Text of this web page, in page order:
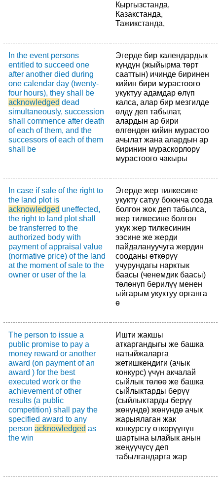
Кыргызстанда,
Казакстанда,
Тажикстанда,
In the event persons
entitled to succeed one
after another died during
one calendar day (twenty-
four hours), they shall be
acknowledged dead
simultaneously, succession
shall commence after death
of each of them, and the
successors of each of them
shall be
Эгерде бир календардык
күндүн (жыйырма төрт
сааттын) ичинде биринен
кийин бири мурастоого
укуктуу адамдар өлүп
калса, алар бир мезгилде
өлдү деп табылат,
алардын ар бири
өлгөндөн кийин мурастоо
ачылат жана алардын ар
биринин мураскорлору
мурастоого чакыры
In case if sale of the right to
the land plot is
acknowledged uneffected,
the right to land plot shall
be transferred to the
authorized body with
payment of appraisal value
(normative price) of the land
at the moment of sale to the
owner or user of the la
Эгерде жер тилкесине
укукту сатуу боюнча соода
болгон жок деп табылса,
жер тилкесине болгон
укук жер тилкесинин
ээсине же жерди
пайдалануучуга жердин
сооданы өткөрүү
учурундагы нарктык
баасы (ченемдик баасы)
төлөнүп берилүү менен
ыйгарым укуктуу органга
ө
The person to issue a
public promise to pay a
money reward or another
award (on payment of an
award ) for the best
executed work or the
achievement of other
results (a public
competition) shall pay the
specified award to any
person acknowledged as
the win
Ишти жакшы
аткаргандыгы же башка
натыйжаларга
жетишкендиги (ачык
конкурс) үчүн акчалай
сыйлык төлөө же башка
сыйлыктарды берүү
(сыйлыктарды берүү
жөнүндө) жөнүндө ачык
жарыялаган жак
конкурсту өткөрүүнүн
шартына ылайык анын
жеңүүчүсү деп
табылгандарга жар